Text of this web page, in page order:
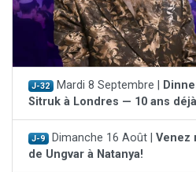
J-32 Mardi 8 Septembre |
Sitruk à Londres — 10 ans déjà
J-9 Dimanche 16 Août | Venez
de Ungvar à Natanya!